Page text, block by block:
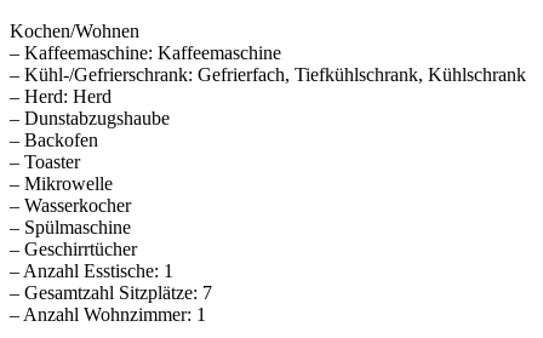
Kochen/Wohnen
– Kaffeemaschine: Kaffeemaschine
– Kühl-/Gefrierschrank: Gefrierfach, Tiefkühlschrank, Kühlschrank
– Herd: Herd
– Dunstabzugshaube
– Backofen
– Toaster
– Mikrowelle
– Wasserkocher
– Spülmaschine
– Geschirrtücher
– Anzahl Esstische: 1
– Gesamtzahl Sitzplätze: 7
– Anzahl Wohnzimmer: 1